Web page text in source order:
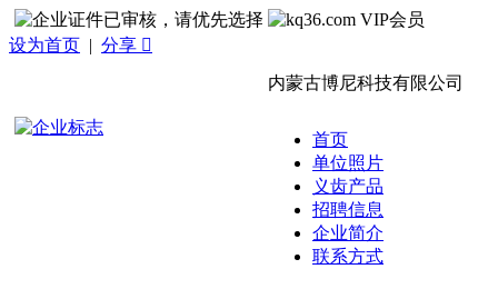
设为首页 | 分享 
内蒙古博尼科技有限公司
首页
单位照片
义齿产品
招聘信息
企业简介
联系方式